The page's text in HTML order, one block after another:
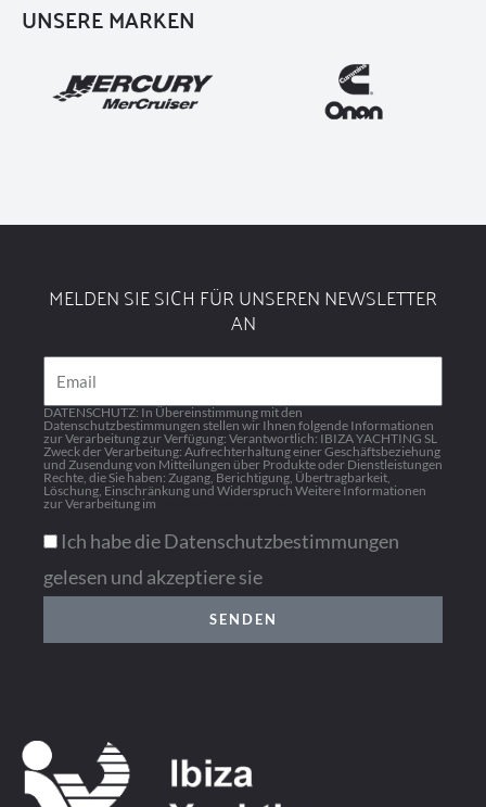
UNSERE MARKEN
MELDEN SIE SICH FÜR UNSEREN NEWSLETTER
AN
Email
DATENSCHUTZ: In Übereinstimmung mit den
Datenschutzbestimmungen stellen wir Ihnen folgende Informationen
zur Verarbeitung zur Verfügung: Verantwortlich: IBIZA YACHTING SL
Zweck der Verarbeitung: Aufrechterhaltung einer Geschäftsbeziehung
und Zusendung von Mitteilungen über Produkte oder Dienstleistungen
Rechte, die Sie haben: Zugang, Berichtigung, Übertragbarkeit,
Löschung, Einschränkung und Widerspruch Weitere Informationen
zur Verarbeitung im
Ich habe die Datenschutzbestimmungen
gelesen und akzeptiere sie
SENDEN